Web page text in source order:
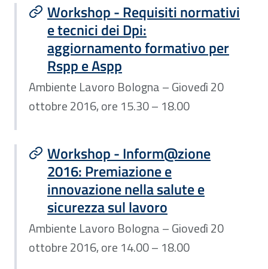
Workshop - Requisiti normativi
e tecnici dei Dpi:
aggiornamento formativo per
Rspp e Aspp
Ambiente Lavoro Bologna – Giovedì 20
ottobre 2016, ore 15.30 – 18.00
Workshop - Inform@zione
2016: Premiazione e
innovazione nella salute e
sicurezza sul lavoro
Ambiente Lavoro Bologna – Giovedì 20
ottobre 2016, ore 14.00 – 18.00